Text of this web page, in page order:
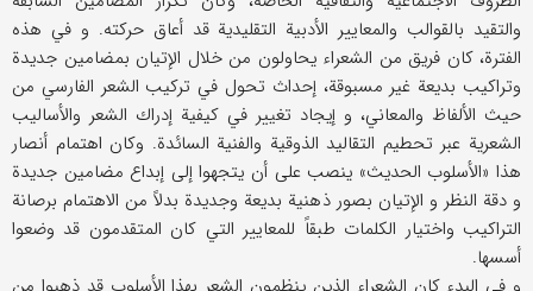
والتقيد بالقوالب والمعايير الأدبية التقليدية قد أعاق حركته. و في هذه
الفترة، كان فريق من الشعراء يحاولون من خلال الإتيان بمضامين جديدة
وتراكيب بديعة غير مسبوقة، إحداث تحول في تركيب الشعر الفارسي من
حيث الألفاظ والمعاني، و إيجاد تغيير في كيفية إدراك الشعر والأساليب
الشعرية عبر تحطيم التقاليد الذوقية والفنية السائدة. وكان اهتمام أنصار
هذا «الأسلوب الحديث» ينصب على أن يتجهوا إلى إبداع مضامين جديدة
و دقة النظر و الإتيان بصور ذهنية بديعة وجديدة بدلاً من الاهتمام برصانة
التراكيب واختيار الكلمات طبقاً للمعايير التي كان المتقدمون قد وضعوا
أسسها.